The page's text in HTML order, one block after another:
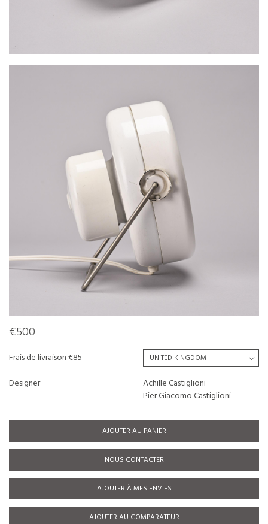
€500
Frais de livraison €85
Designer
Achille Castiglioni
Pier Giacomo Castiglioni
AJOUTER AU PANIER
NOUS CONTACTER
AJOUTER À MES ENVIES
AJOUTER AU COMPARATEUR